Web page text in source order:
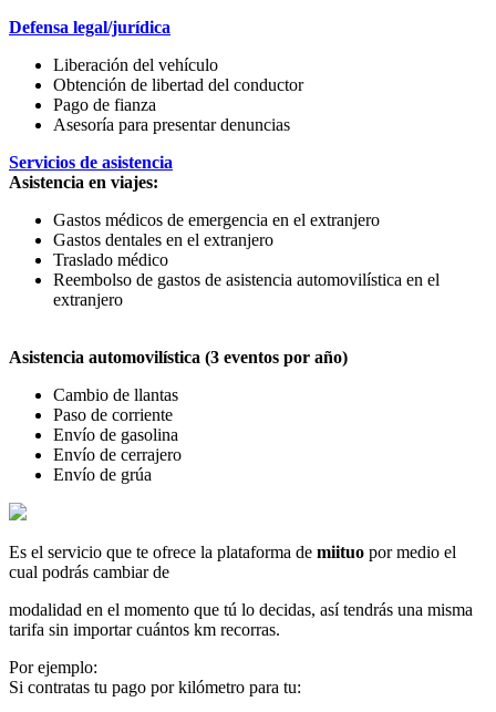
Defensa legal/jurídica
Liberación del vehículo
Obtención de libertad del conductor
Pago de fianza
Asesoría para presentar denuncias
Servicios de asistencia
Asistencia en viajes:
Gastos médicos de emergencia en el extranjero
Gastos dentales en el extranjero
Traslado médico
Reembolso de gastos de asistencia automovilística en el
extranjero
Asistencia automovilística (3 eventos por año)
Cambio de llantas
Paso de corriente
Envío de gasolina
Envío de cerrajero
Envío de grúa
Es el servicio que te ofrece la plataforma de miituo por medio el
cual podrás cambiar de
modalidad en el momento que tú lo decidas, así tendrás una misma
tarifa sin importar cuántos km recorras.
Por ejemplo:
Si contratas tu pago por kilómetro para tu: